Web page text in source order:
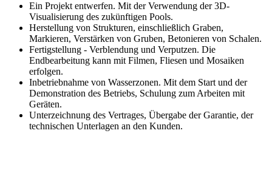
Ein Projekt entwerfen. Mit der Verwendung der 3D-
Visualisierung des zukünftigen Pools.
Herstellung von Strukturen, einschließlich Graben,
Markieren, Verstärken von Gruben, Betonieren von Schalen.
Fertigstellung - Verblendung und Verputzen. Die
Endbearbeitung kann mit Filmen, Fliesen und Mosaiken
erfolgen.
Inbetriebnahme von Wasserzonen. Mit dem Start und der
Demonstration des Betriebs, Schulung zum Arbeiten mit
Geräten.
Unterzeichnung des Vertrages, Übergabe der Garantie, der
technischen Unterlagen an den Kunden.